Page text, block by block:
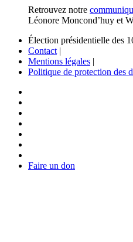
Retrouvez notre
Léonore Moncond’huy et
Élection présidentielle des
Contact |
Mentions légales |
Politique de protection des
Faire un don